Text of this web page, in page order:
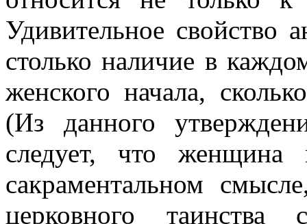
Удивительное свойство
столько наличие в
женского начала,
(Из данного
следует, что женщина
сакраментальном
церковного